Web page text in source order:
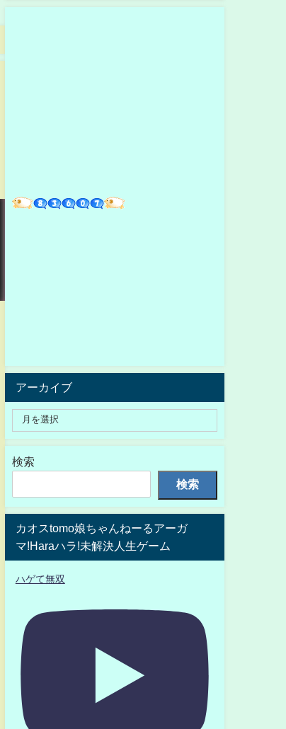
アーカイブ
検索
検索
カオスtomo娘ちゃんねーるアーガ
マ!Haraハラ!未解決人生ゲーム
ハゲて無双